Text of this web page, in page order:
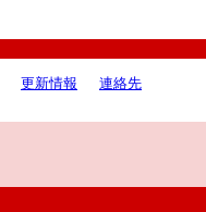
更新情報 連絡先